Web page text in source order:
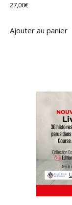
27,00€
Ajouter au panier